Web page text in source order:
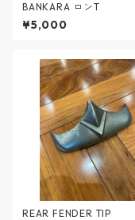
BANKARA ロンT
¥5,000
REAR FENDER TIP